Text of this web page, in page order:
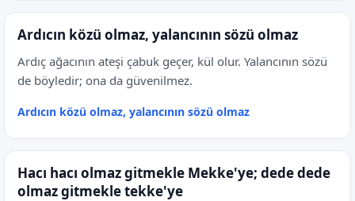
Ardıcın közü olmaz, yalancının sözü olmaz
Ardıç ağacının ateşi çabuk geçer, kül olur. Yalancının sözü
de böyledir; ona da güvenilmez.
Ardıcın közü olmaz, yalancının sözü olmaz
Hacı hacı olmaz gitmekle Mekke'ye; dede dede
olmaz gitmekle tekke'ye